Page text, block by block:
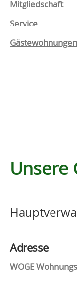
Mitgliedschaft
Service
Gästewohnungen
Unsere
Adresse
WOGE